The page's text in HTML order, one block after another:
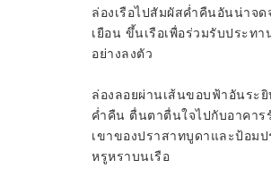
ล่องเรือไปสัมผัสค่ำคืนอันน่าจ
เยือน ขึ้นเรือเพื่อร่วมรับประท
อย่างลงตัว
ล่องลอยผ่านเส้นขอบฟ้าอันระ
ค่ำคืน ตื่นตาตื่นใจไปกับอาคาร
เขาของปราสาทบูดาและป้อม
หรูหราบนเรือ